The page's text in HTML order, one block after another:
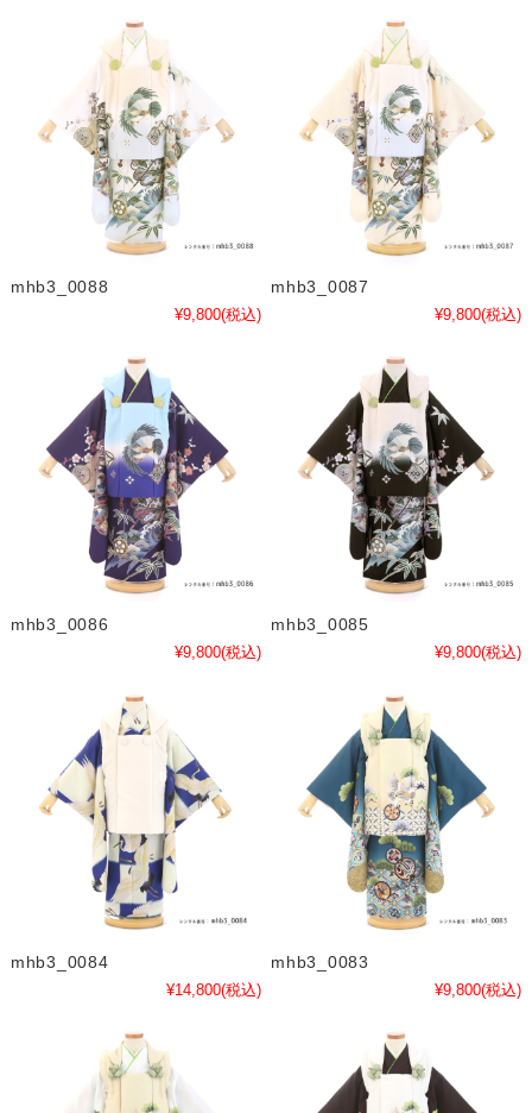
mhb3_0088
¥9,800(税込)
mhb3_0087
¥9,800(税込)
mhb3_0086
¥9,800(税込)
mhb3_0085
¥9,800(税込)
mhb3_0084
¥14,800(税込)
mhb3_0083
¥9,800(税込)